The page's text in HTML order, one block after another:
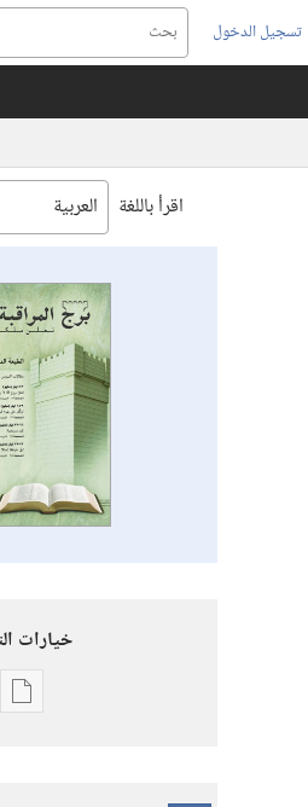
تسجيل الدخول
(يفتح
نافذة
اقرأ باللغة
خيارات